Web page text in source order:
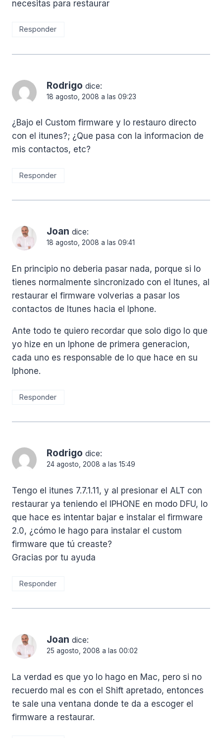
necesitas para restaurar
Responder
Rodrigo dice:
18 agosto, 2008 a las 09:23
¿Bajo el Custom firmware y lo restauro directo
con el itunes?; ¿Que pasa con la informacion de
mis contactos, etc?
Responder
Joan dice:
18 agosto, 2008 a las 09:41
En principio no deberia pasar nada, porque si lo
tienes normalmente sincronizado con el Itunes, al
restaurar el firmware volverias a pasar los
contactos de Itunes hacia el Iphone.
Ante todo te quiero recordar que solo digo lo que
yo hize en un Iphone de primera generacion,
cada uno es responsable de lo que hace en su
Iphone.
Responder
Rodrigo dice:
24 agosto, 2008 a las 15:49
Tengo el itunes 7.7.1.11, y al presionar el ALT con
restaurar ya teniendo el IPHONE en modo DFU, lo
que hace es intentar bajar e instalar el firmware
2.0, ¿cómo le hago para instalar el custom
firmware que tú creaste?
Gracias por tu ayuda
Responder
Joan dice:
25 agosto, 2008 a las 00:02
La verdad es que yo lo hago en Mac, pero si no
recuerdo mal es con el Shift apretado, entonces
te sale una ventana donde te da a escoger el
firmware a restaurar.